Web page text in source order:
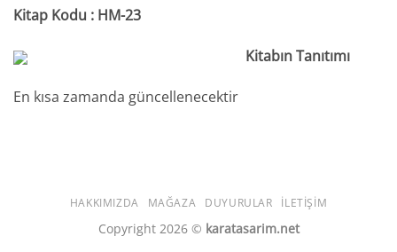
Kitap Kodu : HM-23
Kitabın Tanıtımı
En kısa zamanda güncellenecektir
HAKKIMIZDA MAĞAZA DUYURULAR İLETIŞIM
Copyright 2026 © karatasarim.net